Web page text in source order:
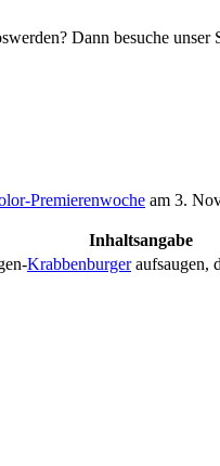
Dann besuche unser
Premierenwoche am 3.
Inhaltsangabe
Krabbenburgeraufsaugen,